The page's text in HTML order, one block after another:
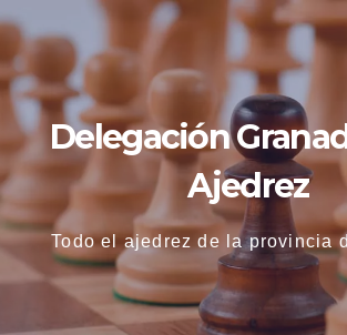
Saltar
contenido
Delegación
Ajedrez
Todo el ajedrez de la provincia